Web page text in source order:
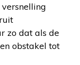
zo dat als de
obstakel tot